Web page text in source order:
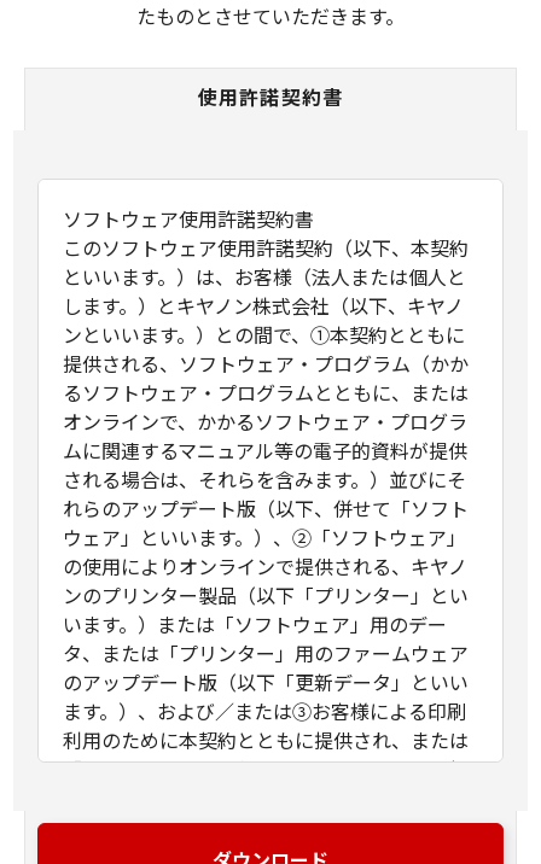
たものとさせていただきます。
使用許諾契約書
ソフトウェア使用許諾契約書
このソフトウェア使用許諾契約（以下、本契約
といいます。）は、お客様（法人または個人と
します。）とキヤノン株式会社（以下、キヤノ
ンといいます。）との間で、①本契約とともに
提供される、ソフトウェア・プログラム（かか
るソフトウェア・プログラムとともに、または
オンラインで、かかるソフトウェア・プログラ
ムに関連するマニュアル等の電子的資料が提供
される場合は、それらを含みます。）並びにそ
れらのアップデート版（以下、併せて「ソフト
ウェア」といいます。）、②「ソフトウェア」
の使用によりオンラインで提供される、キヤノ
ンのプリンター製品（以下「プリンター」とい
います。）または「ソフトウェア」用のデー
タ、または「プリンター」用のファームウェア
のアップデート版（以下「更新データ」といい
ます。）、および／または③お客様による印刷
利用のために本契約とともに提供され、または
「ソフトウェア」の使用によりオンラインで提
ト、画像、図形その他デジタルデータ形式の視
覚表現物およびそれらのアップデート版（以